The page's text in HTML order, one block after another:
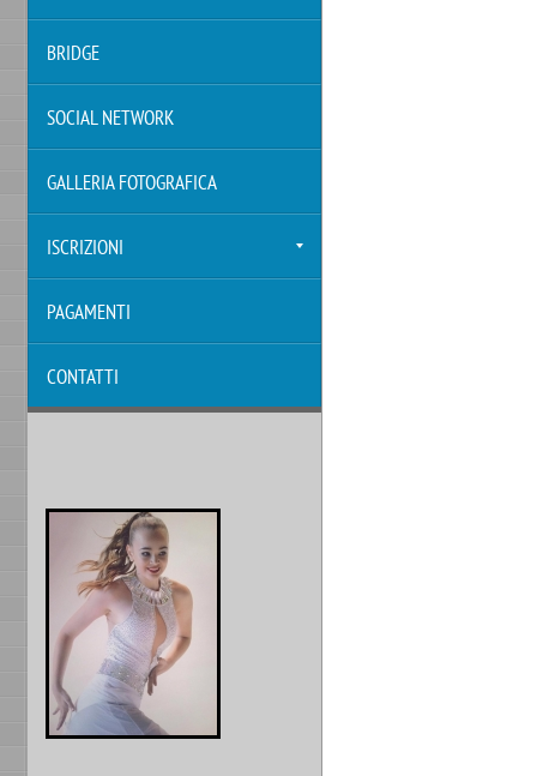
BRIDGE
SOCIAL NETWORK
GALLERIA FOTOGRAFICA
ISCRIZIONI
PAGAMENTI
CONTATTI